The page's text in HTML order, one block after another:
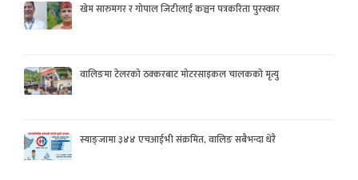
खेम सारुमगर र गोपाल जिटीलाई कञ्चन पत्रकरिता पुरस्कार
वालिङमा टेलरको ठक्करबाट मोटरसाइकल चालकको मृत्यु
स्याङ्जामा ३४४ एचआईभी संक्रमित, वालिङ सबैभन्दा धेरै